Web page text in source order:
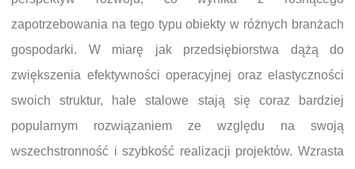
zapotrzebowania na tego typu obiekty w różnych branżach
gospodarki. W miarę jak przedsiębiorstwa dążą do
zwiększenia efektywności operacyjnej oraz elastyczności
swoich struktur, hale stalowe stają się coraz bardziej
popularnym rozwiązaniem ze względu na swoją
wszechstronność i szybkość realizacji projektów. Wzrasta